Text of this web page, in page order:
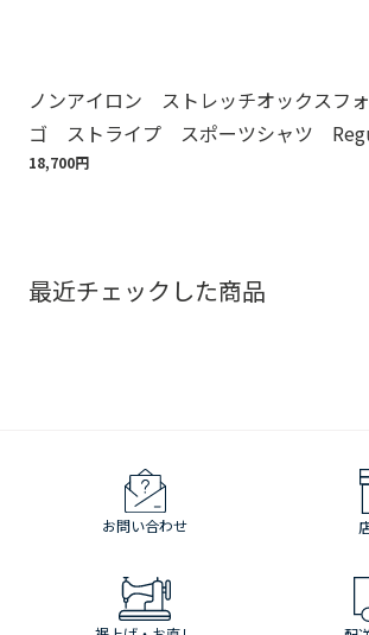
ノンアイロン ストレッチオックスフ
ゴ ストライプ スポーツシャツ
18,700円
最近チェックした商品
お問い合わせ